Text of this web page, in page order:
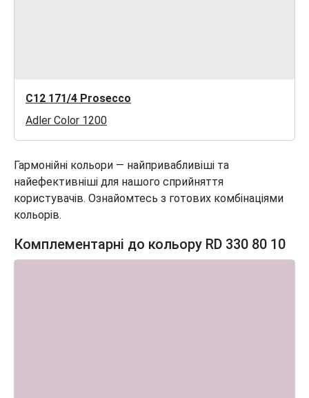
C12 171/4 Prosecco
Adler Color 1200
Гармонійні кольори — найпривабливіші та
найефективніші для нашого сприйняття
користувачів. Ознайомтесь з готових комбінаціями
кольорів.
Комплементарні до кольору RD 330 80 10